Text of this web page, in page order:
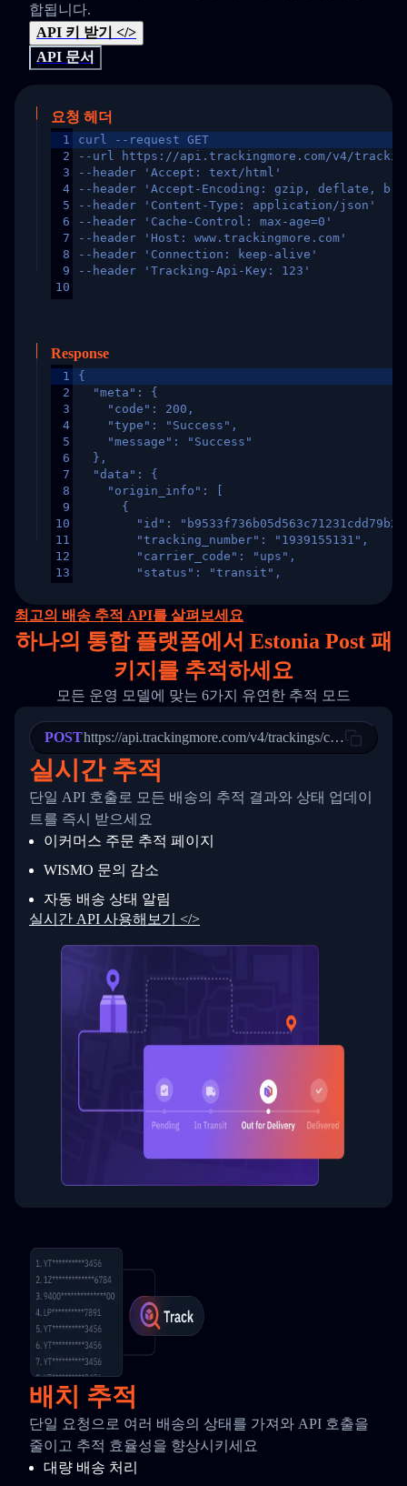
합됩니다.
API 키 받기 </>
API 문서
요청 헤더
1
2
3
4
5
6
7
8
9
10
curl --request GET
--url https://api.trackingmore.com/v4/trackings/
--header 'Accept: text/html'
--header 'Accept-Encoding: gzip, deflate,
--header 'Content-Type: application/json'
--header 'Cache-Control: max-age=0'
--header 'Host: www.trackingmore.com'
--header 'Connection: keep-alive'
--header 'Tracking-Api-Key: 123'
Response
1
2
3
4
5
6
7
8
9
10
11
12
13
15
16
17
18
20
21
22
23
24
25
27
28
29
30
31
33
34
{
  "meta": {
    "code": 200,
    "type": "Success",
    "message": "Success"
  },
  "data": {
    "origin_info": [
      {
"id":
        "tracking_number": "1939155131",
        "carrier_code": "ups",
        "status": "transit",
"destination_country": "United
        "itemTimeLength": 2,
        "weblink": "",
        "phone": null,
        "trackinfo": [
          {
            "Date": "2017-03-08 04: 22: 00",
"StatusDescription": "Departed
"Details": "Departed Facility
          },
          {
            "Date": "2017-03-06 15:28:00",
"StatusDescription": "Shipment
"Details": "BEIJING-
          }
        ]
      }
  }
}
최고의 배송 추적 API를 살펴보세요
하나의 통합 플랫폼에서 Estonia Post 패
키지를 추적하세요
모든 운영 모델에 맞는 6가지 유연한 추적 모드
POSThttps://api.trackingmore.com/v4/trackings/create
실시간 추적
단일 API 호출로 모든 배송의 추적 결과와 상태 업데이
트를 즉시 받으세요
이커머스 주문 추적 페이지
WISMO 문의 감소
자동 배송 상태 알림
실시간 API 사용해보기 </>
배치 추적
단일 요청으로 여러 배송의 상태를 가져와 API 호출을
줄이고 추적 효율성을 향상시키세요
대량 배송 처리